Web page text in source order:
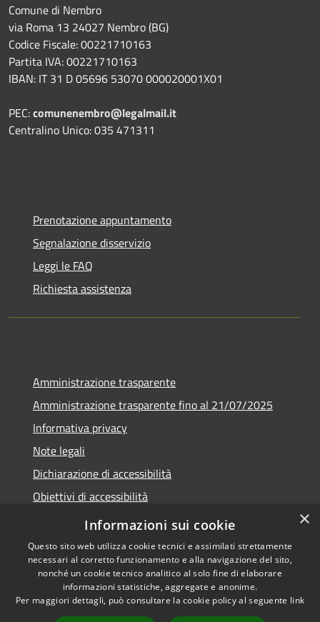
Comune di Nembro
via Roma 13 24027 Nembro (BG)
Codice Fiscale: 00221710163
Partita IVA: 00221710163
IBAN: IT 31 D 05696 53070 000020001X01
PEC:comunenembro@legalmail.it
Centralino Unico: 035 471311
Prenotazione appuntamento
Segnalazione disservizio
Leggi le FAQ
Richiesta assistenza
Amministrazione trasparente
Amministrazione trasparente fino al 21/07/2025
Informativa privacy
Note legali
Dichiarazione di accessibilità
Obiettivi di accessibilità
Piano di miglioramento
Accessibilità
Copyright © 2026 • Comune di
Nembro • Powered by
×
Informazioni sui cookie
Questo sito web utilizza cookie tecnici e assimilati strettamente
necessari al corretto funzionamento e alla navigazione del sito,
nonché un cookie tecnico analitico al solo fine di elaborare
informazioni statistiche, aggregate e anonime.
Per maggiori dettagli, può consultare la cookie policy al seguente link